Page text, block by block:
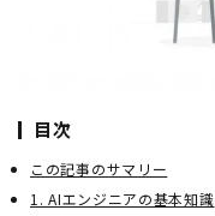
目次
この記事のサマリー
1. AIエンジニアの基本知識